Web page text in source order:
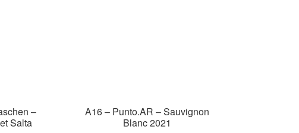
–
Salta
A16 – Punto.AR – Sauvignon
Blanc 2021